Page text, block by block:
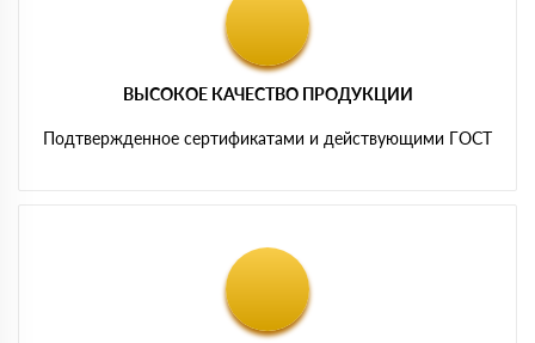
ВЫСОКОЕ КАЧЕСТВО ПРОДУКЦИИ
Подтвержденное сертификатами и действующими ГОСТ